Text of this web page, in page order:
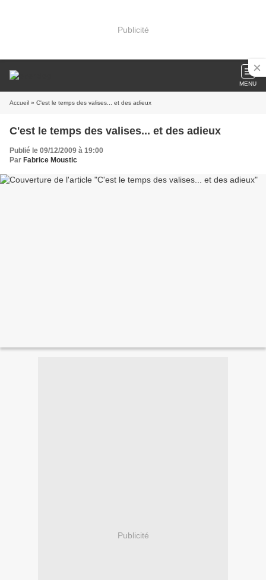
Publicité
MENU
Accueil » C'est le temps des valises... et des adieux
C'est le temps des valises... et des adieux
Publié le 09/12/2009 à 19:00
Par Fabrice Moustic
Publicité